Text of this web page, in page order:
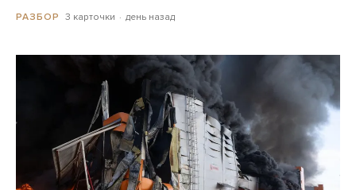
РАЗБОР 3 карточки день назад